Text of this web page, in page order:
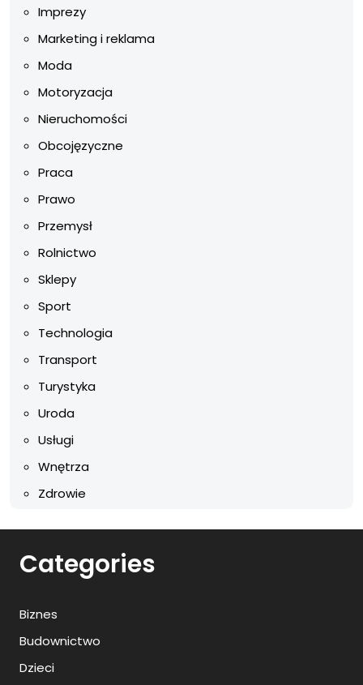
Imprezy
Marketing i reklama
Moda
Motoryzacja
Nieruchomości
Obcojęzyczne
Praca
Prawo
Przemysł
Rolnictwo
Sklepy
Sport
Technologia
Transport
Turystyka
Uroda
Usługi
Wnętrza
Zdrowie
Categories
Biznes
Budownictwo
Dzieci